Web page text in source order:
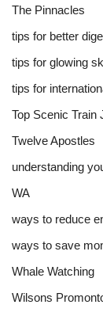
The Pinnacles
tips for better
tips for glowing
tips for
Top Scenic Train
Twelve Apostles
understanding
WA
ways to reduce
ways to save
Whale Watching
Wilsons